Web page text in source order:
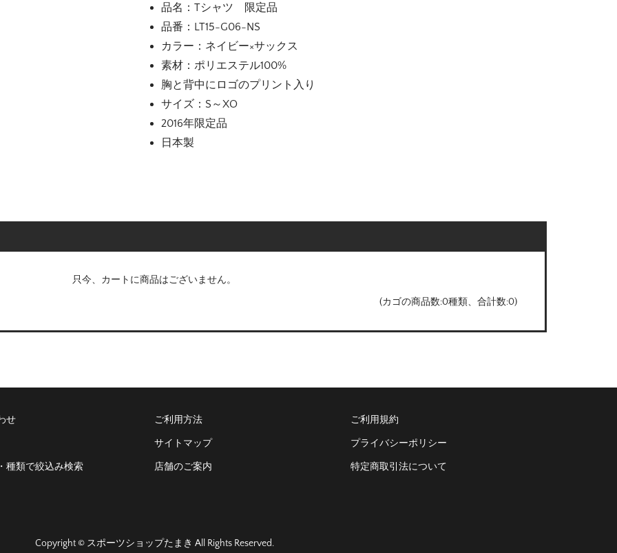
品名：Tシャツ 限定品
品番：LT15-G06-NS
カラー：ネイビー×サックス
素材：ポリエステル100%
胸と背中にロゴのプリント入り
サイズ：S～XO
2016年限定品
日本製
只今、カートに商品はございません。
(カゴの商品数:0種類、合計数:0)
せ ご利用方法 ご利用規約
サイトマップ プライバシーポリシー
種類で絞込み検索 店舗のご案内 特定商取引法について
Copyright © スポーツショップたまき All Rights Reserved.